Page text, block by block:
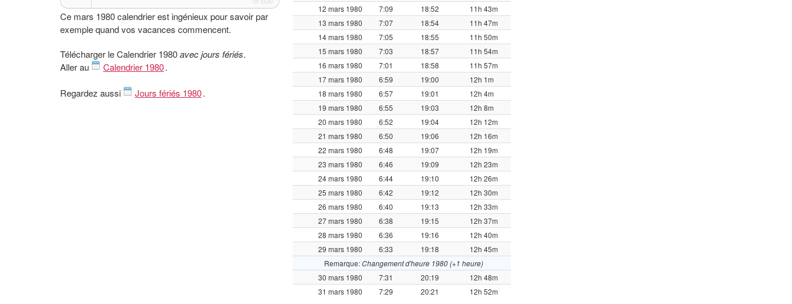
Ce mars 1980 calendrier est ingénieux pour savoir par
exemple quand vos vacances commencent.
Télécharger le Calendrier 1980avec jours fériés.
Aller au
Calendrier 1980.
Regardez aussi Jours fériés 1980.
12 mars 1980
7:09 18:52
11h 43m
13 mars 1980
7:07 18:54
11h 47m
14 mars 1980
7:05 18:55
11h 50m
15 mars 1980
7:03 18:57
11h 54m
16 mars 1980
7:01 18:58
11h 57m
17 mars 1980
6:59 19:00
12h 1m
18 mars 1980
6:57 19:01
12h 4m
19 mars 1980
6:55 19:03
12h 8m
20 mars 1980
6:52 19:04
12h 12m
21 mars 1980
6:50 19:06
12h 16m
22 mars 1980
6:48 19:07
12h 19m
23 mars 1980
6:46 19:09
12h 23m
24 mars 1980
6:44 19:10
12h 26m
25 mars 1980
6:42 19:12
12h 30m
26 mars 1980
6:40 19:13
12h 33m
27 mars 1980
6:38 19:15
12h 37m
28 mars 1980
6:36 19:16
12h 40m
29 mars 1980
6:33 19:18
12h 45m
Remarque:Changement d'heure 1980 (+1 heure)
30 mars 1980
7:31 20:19
12h 48m
31 mars 1980
7:29 20:21 12h 52m